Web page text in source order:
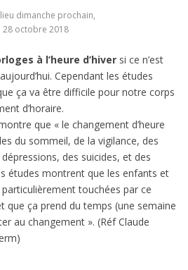
dimanche prochain,
28 octobre 2018
à l’heure d’hiversi ce n’est
Cependant les études
ça va être difficile pour notre corps
d’horaire.
que « le changement d’heure
du sommeil, de la vigilance, des
des suicides, et des
études montrent que les enfants et
touchées par ce
que ça prend du temps (une semaine
au changement ». (Réf Claude